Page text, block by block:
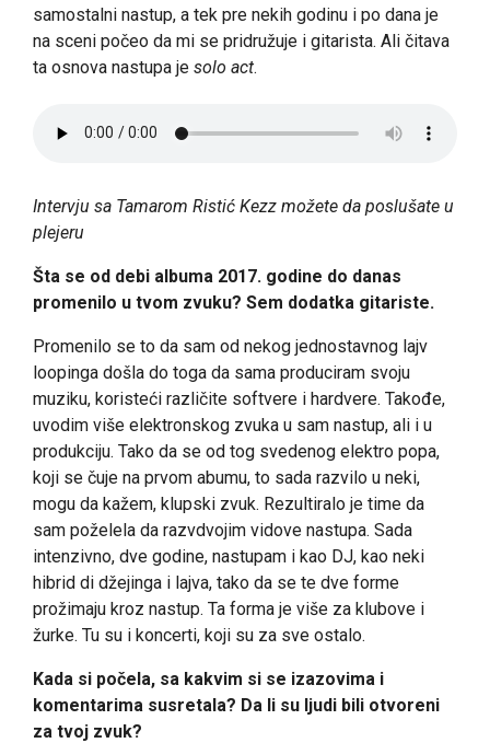
samostalni nastup, a tek pre nekih godinu i po dana je
na sceni počeo da mi se pridružuje i gitarista. Ali čitava
ta osnova nastupa je solo act.
Intervju sa Tamarom Ristić Kezz možete da poslušate u
plejeru
Šta se od debi albuma 2017. godine do danas
promenilo u tvom zvuku? Sem dodatka gitariste.
Promenilo se to da sam od nekog jednostavnog lajv
loopinga došla do toga da sama produciram svoju
muziku, koristeći različite softvere i hardvere. Takođe,
uvodim više elektronskog zvuka u sam nastup, ali i u
produkciju. Tako da se od tog svedenog elektro popa,
koji se čuje na prvom abumu, to sada razvilo u neki,
mogu da kažem, klupski zvuk. Rezultiralo je time da
sam poželela da razvdvojim vidove nastupa. Sada
intenzivno, dve godine, nastupam i kao DJ, kao neki
hibrid di džejinga i lajva, tako da se te dve forme
prožimaju kroz nastup. Ta forma je više za klubove i
žurke. Tu su i koncerti, koji su za sve ostalo.
Kada si počela, sa kakvim si se izazovima i
komentarima susretala? Da li su ljudi bili otvoreni
za tvoj zvuk?